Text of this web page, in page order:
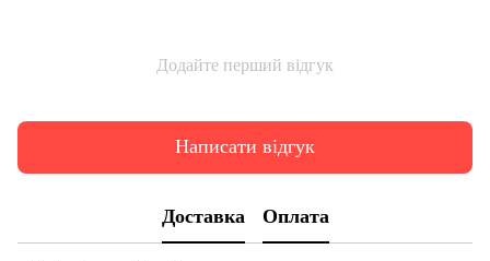
Додайте перший відгук
Написати відгук
Доставка Оплата